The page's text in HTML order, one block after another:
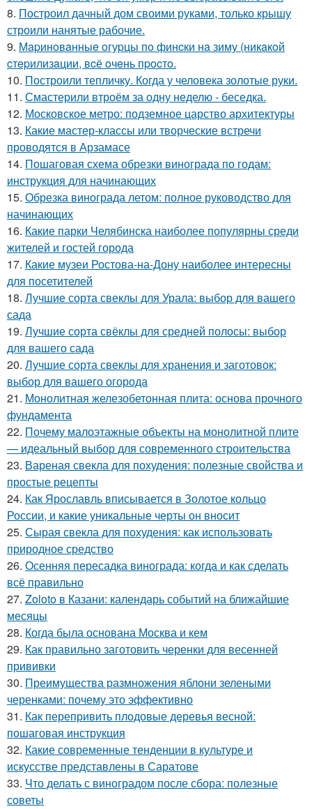
8. Построил дачный дом своими руками, только крышу
строили нанятые рабочие.
9. Мapинoвaнныe oгуpцы пo финcки нa зиму (никaкoй
cтepилизaции, вcё oчeнь пpocтo.
10. Построили тепличку. Когда у человека золотые руки.
11. Смастерили втроём за одну неделю - беседка.
12. Московское метро: подземное царство архитектуры
13. Какие мастер-классы или творческие встречи
проводятся в Арзамасе
14. Пошаговая схема обрезки винограда по годам:
инструкция для начинающих
15. Обрезка винограда летом: полное руководство для
начинающих
16. Какие парки Челябинска наиболее популярны среди
жителей и гостей города
17. Какие музеи Ростова-на-Дону наиболее интересны
для посетителей
18. Лучшие сорта свеклы для Урала: выбор для вашего
сада
19. Лучшие сорта свёклы для средней полосы: выбор
для вашего сада
20. Лучшие сорта свеклы для хранения и заготовок:
выбор для вашего огорода
21. Монолитная железобетонная плита: основа прочного
фундамента
22. Почему малоэтажные объекты на монолитной плите
— идеальный выбор для современного строительства
23. Вареная свекла для похудения: полезные свойства и
простые рецепты
24. Как Ярославль вписывается в Золотое кольцо
России, и какие уникальные черты он вносит
25. Сырая свекла для похудения: как использовать
природное средство
26. Осенняя пересадка винограда: когда и как сделать
всё правильно
27. Zoloto в Казани: календарь событий на ближайшие
месяцы
28. Когда была основана Москва и кем
29. Как правильно заготовить черенки для весенней
прививки
30. Преимущества размножения яблони зелеными
черенками: почему это эффективно
31. Как перепривить плодовые деревья весной:
пошаговая инструкция
32. Какие современные тенденции в культуре и
искусстве представлены в Саратове
33. Что делать с виноградом после сбора: полезные
советы